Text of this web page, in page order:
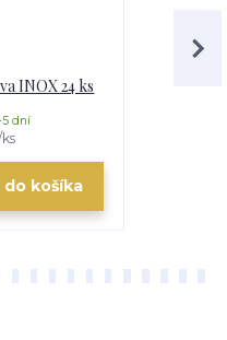
INOX 24 ks
ks
5 dní
do košíka